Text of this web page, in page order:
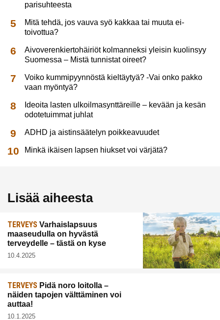
parisuhteesta
Mitä tehdä, jos vauva syö kakkaa tai muuta ei-
toivottua?
Aivoverenkiertohäiriöt kolmanneksi yleisin kuolinsyy
Suomessa – Mistä tunnistat oireet?
Voiko kummipyynnöstä kieltäytyä? -Vai onko pakko
vaan myöntyä?
Ideoita lasten ulkoilmasynttäreille – kevään ja kesän
odotetuimmat juhlat
ADHD ja aistinsäätelyn poikkeavuudet
Minkä ikäisen lapsen hiukset voi värjätä?
Lisää aiheesta
TERVEYS Varhaislapsuus
maaseudulla on hyvästä
terveydelle – tästä on kyse
10.4.2025
TERVEYS Pidä noro loitolla –
näiden tapojen välttäminen voi
auttaa!
10.1.2025